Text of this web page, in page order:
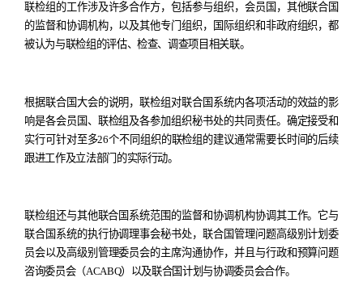
联检组的工作涉及许多合作方，包括参与组织，会员国，其他联合国
的监督和协调机构，以及其他专门组织，国际组织和非政府组织，都
被认为与联检组的评估、检查、调查项目相关联。
根据联合国大会的说明，联检组对联合国系统内各项活动的效益的影
响是各会员国、联检组及各参加组织秘书处的共同责任。确定接受和
实行可针对至多26个不同组织的联检组的建议通常需要长时间的后续
跟进工作及立法部门的实际行动。
联检组还与其他联合国系统范围 的监督和协调机构协调其工作。它与
联合国系统的执行协调理事会秘书处，联合国管理问题高级别计划委
员会以及高级别管理委员会的主席沟通协作，并且与行政和预算问题
咨询委员会（ACABQ）以及联合国计划与协调委员会合作。